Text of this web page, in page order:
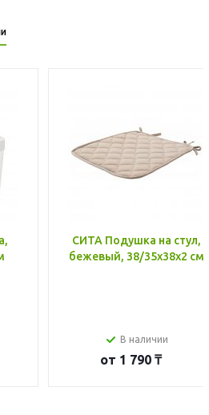
СИТА Подушка на стул,
бежевый, 38/35x38x2 см
В наличии
от 1 790 ₸